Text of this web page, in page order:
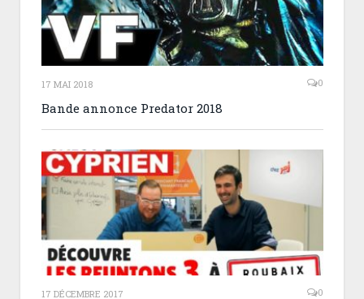
17 MAI 2018 0
Bande annonce Predator 2018
17 DÉCEMBRE 2017 0